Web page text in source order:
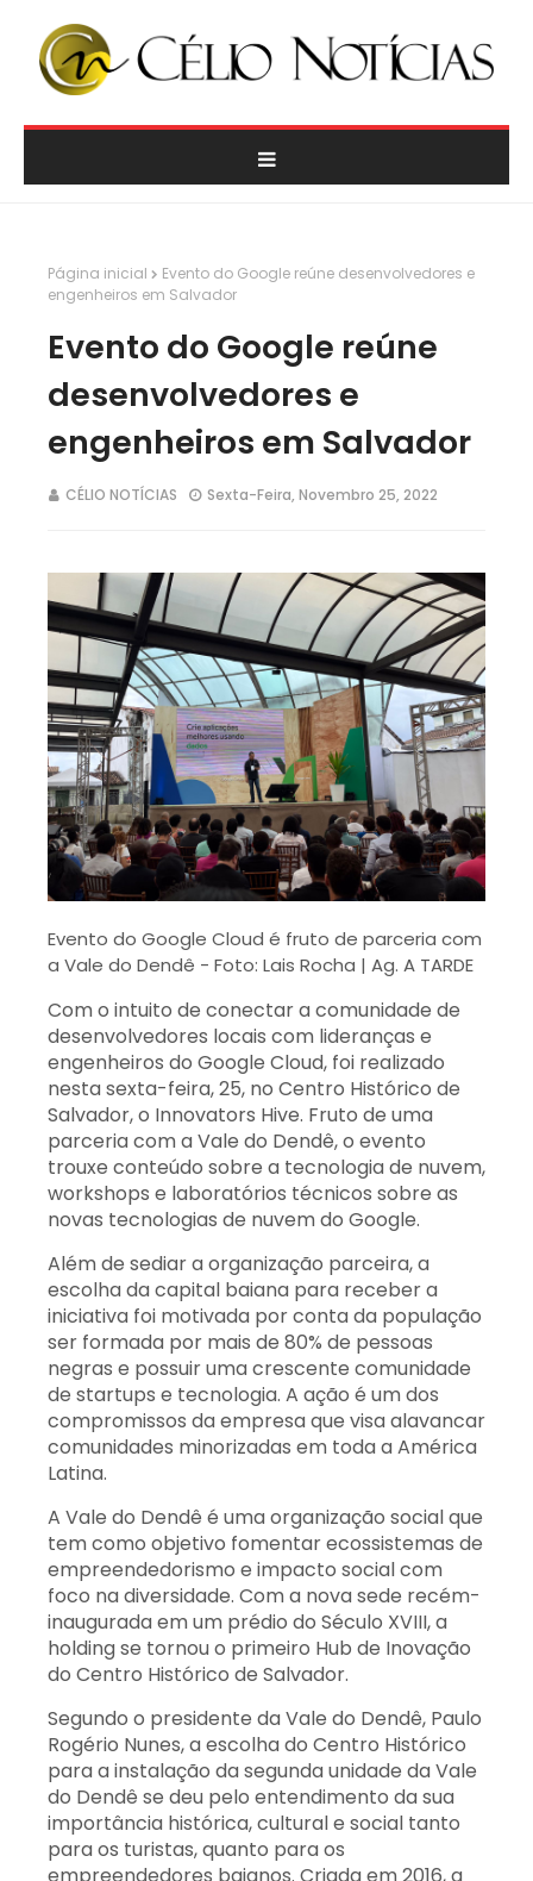
Página inicial
Evento do Google reúne desenvolvedores e
engenheiros em Salvador
Evento do Google reúne
desenvolvedores e
engenheiros em Salvador
CÉLIO NOTÍCIAS Sexta-Feira, Novembro 25, 2022
Evento do Google Cloud é fruto de parceria com
a Vale do Dendê - Foto: Lais Rocha | Ag. A TARDE
Com o intuito de conectar a comunidade de
desenvolvedores locais com lideranças e
engenheiros do Google Cloud, foi realizado
nesta sexta-feira, 25, no Centro Histórico de
Salvador, o Innovators Hive. Fruto de uma
parceria com a Vale do Dendê, o evento
trouxe conteúdo sobre a tecnologia de nuvem,
workshops e laboratórios técnicos sobre as
novas tecnologias de nuvem do Google.
Além de sediar a organização parceira, a
escolha da capital baiana para receber a
iniciativa foi motivada por conta da população
ser formada por mais de 80% de pessoas
negras e possuir uma crescente comunidade
de startups e tecnologia. A ação é um dos
compromissos da empresa que visa alavancar
comunidades minorizadas em toda a América
Latina.
A Vale do Dendê é uma organização social que
tem como objetivo fomentar ecossistemas de
empreendedorismo e impacto social com
foco na diversidade. Com a nova sede recém-
inaugurada em um prédio do Século XVIII, a
holding se tornou o primeiro Hub de Inovação
do Centro Histórico de Salvador.
Segundo o presidente da Vale do Dendê, Paulo
Rogério Nunes, a escolha do Centro Histórico
para a instalação da segunda unidade da Vale
do Dendê se deu pelo entendimento da sua
importância histórica, cultural e social tanto
para os turistas, quanto para os